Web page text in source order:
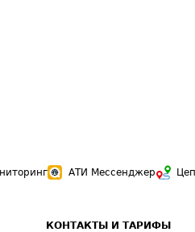
АТИ Мессенджер
КОНТАКТЫ И ТАРИФЫ